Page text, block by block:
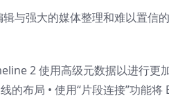
与强大的媒体整理和难以置信
2 使用高级元数据以进行更
的布局 • 使用“片段连接”功能